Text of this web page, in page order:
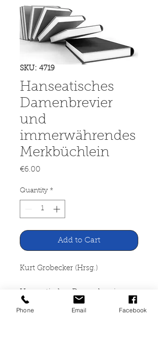
SKU: 4719
Hanseatisches
Damenbrevier
und
immerwährendes
Merkbüchlein
€6.00
Quantity *
Add to Cart
Kurt Grobecker (Hrsg.)
und immerwährendes
Phone Email Facebook